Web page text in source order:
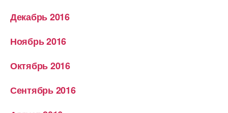
Декабрь 2016
Ноябрь 2016
Октябрь 2016
Сентябрь 2016